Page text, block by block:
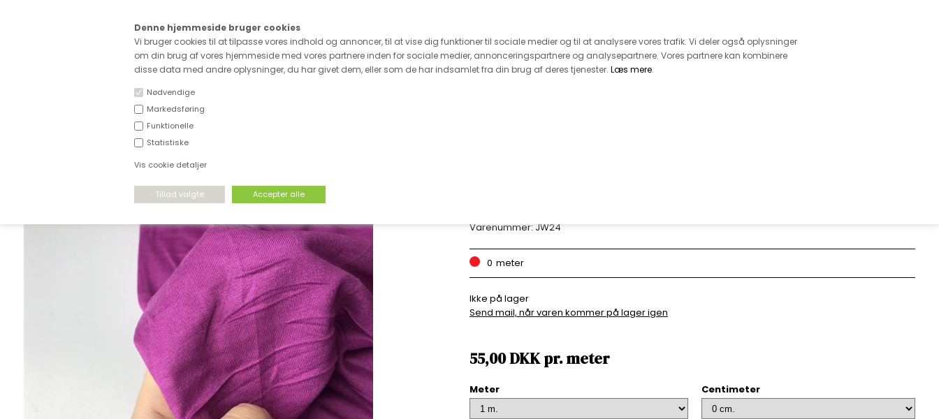
Denne hjemmeside bruger cookies
Vi bruger cookies til at tilpasse vores indhold og annoncer, til at vise dig funktioner til sociale medier og til at analysere vores trafik. Vi deler også oplysninger
om din brug af vores hjemmeside med vores partnere inden for sociale medier, annonceringspartnere og analysepartnere. Vores partnere kan kombinere
disse data med andre oplysninger, du har givet dem, eller som de har indsamlet fra din brug af deres tjenester. Læs mere.
Nødvendige
Markedsføring
Funktionelle
Statistiske
Vis cookie detaljer
Fri fragt ved køb for over 600.-
DEADSTOCK
Varenummer:JW24
0 meter
Ikke på lager
Send mail, når varen kommer på lager igen
55,00DKKpr.meter
Meter Centimeter